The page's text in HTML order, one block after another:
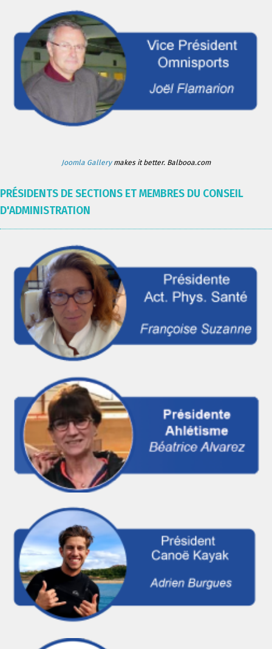
Joomla Gallerymakes it better. Balbooa.com
PRÉSIDENTS DE SECTIONS ET MEMBRES DU CONSEIL
D'ADMINISTRATION